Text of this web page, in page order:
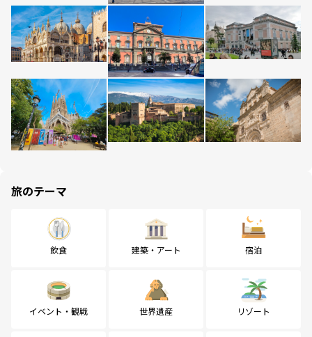
旅のテーマ
飲食 建築・アート 宿泊
イベント・観戦 世界遺産 リゾート